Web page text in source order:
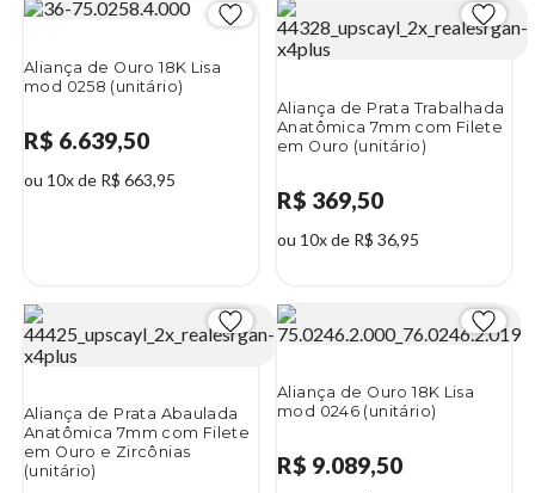
Aliança de Ouro 18K Lisa
mod 0258 (unitário)
R$ 6.639,50
ou 10x de R$ 663,95
Aliança de Prata Trabalhada
Anatômica 7mm com Filete
em Ouro (unitário)
R$ 369,50
ou 10x de R$ 36,95
Aliança de Prata Abaulada
Anatômica 7mm com Filete
em Ouro e Zircônias
(unitário)
Aliança de Ouro 18K Lisa
mod 0246 (unitário)
R$ 9.089,50